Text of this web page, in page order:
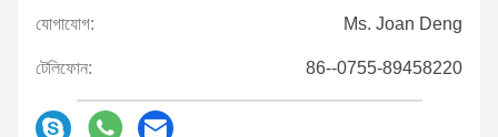
যোগাযোগ: Ms. Joan Deng
টেলিফোন: 86--0755-89458220